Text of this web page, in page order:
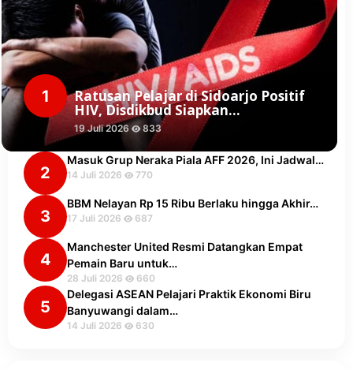
1 Ratusan Pelajar di Sidoarjo Positif
HIV, Disdikbud Siapkan…
19 Juli 2026 833
2
Masuk Grup Neraka Piala AFF 2026, Ini Jadwal…
14 Juli 2026 770
3
BBM Nelayan Rp 15 Ribu Berlaku hingga Akhir…
17 Juli 2026 687
4
Manchester United Resmi Datangkan Empat
Pemain Baru untuk…
28 Juli 2026 660
5
Delegasi ASEAN Pelajari Praktik Ekonomi Biru
Banyuwangi dalam…
14 Juli 2026 630